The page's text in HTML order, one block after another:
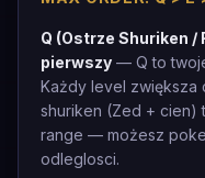
Q (Ostrze Shuriken /
pierwszy — Q to
Każdy level zwiększa
shuriken (Zed + cien)
range — możesz
odleglosci.